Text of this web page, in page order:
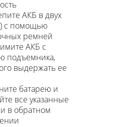
АКБ в двух
с помощью
ремней
АКБ с
подъемника,
выдержать ее
батарею и
все указанные
в обратном